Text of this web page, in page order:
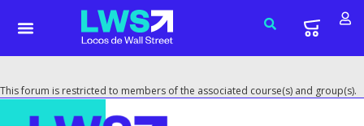
This forum is restricted to members of the associated course(s) and group(s).